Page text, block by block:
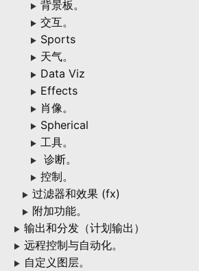
▶ 背景板。
▶ 交互。
▶ Sports
▶ 天气。
▶ Data Viz
▶ Effects
▶ 肖像。
▶ Spherical
▶ 工具。
▶ 诊断。
▶ 控制。
▶ 过滤器和效果 (fx)
▶ 附加功能。
▶ 输出和分发（计划输出）
▶ 远程控制与自动化。
▶ 自定义图层。